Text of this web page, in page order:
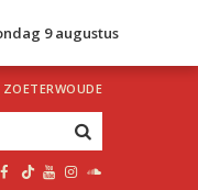
9 augustus
ZOETERWOUDE